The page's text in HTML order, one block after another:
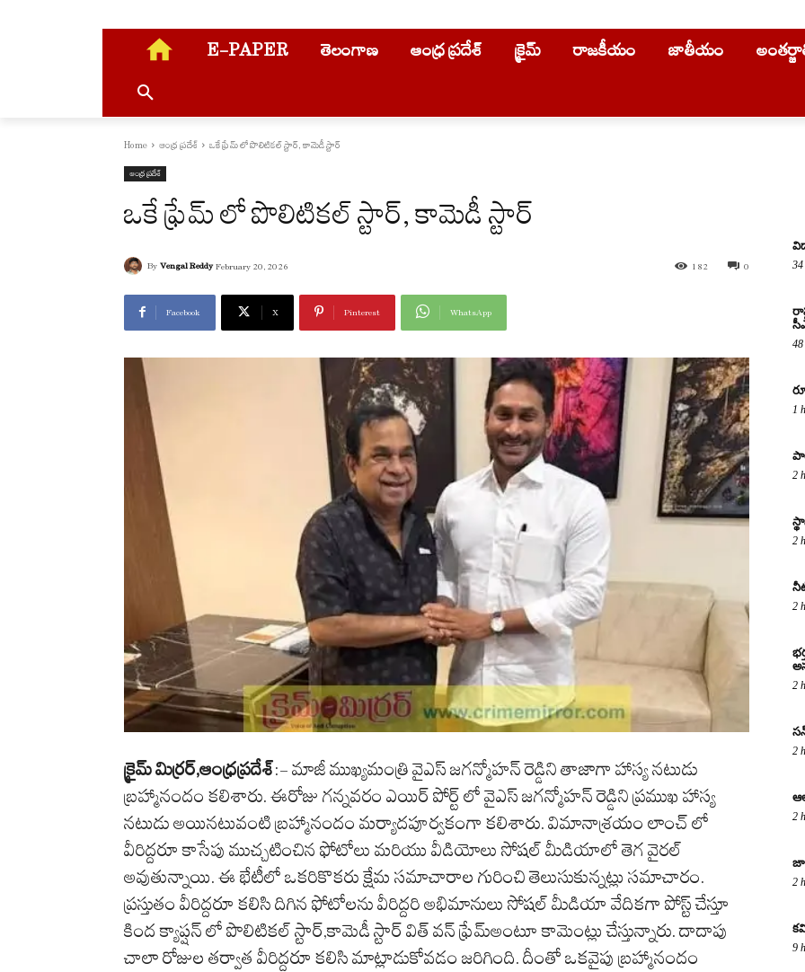
E-PAPER తెలంగాణ ఆంధ్ర ప్రదేశ్ క్రైమ్ రాజకీయం జాతీయం
Home ఆంధ్ర ప్రదేశ్ ఒకే ఫ్రేమ్ లో పొలిటికల్ స్టార్, కామెడీ స్టార్
ఆంధ్ర ప్రదేశ్
ఒకే ఫ్రేమ్ లో పొలిటికల్ స్టార్, కామెడీ స్టార్
By Vengal Reddy February 20, 2026 0
182
Facebook X Pinterest WhatsApp
క్రైమ్ మిర్రర్,ఆంధ్రప్రదేశ్:- మాజీ ముఖ్యమంత్రి వైఎస్ జగన్మోహన్ రెడ్డిని తాజాగా హాస్య నటుడు
బ్రహ్మానందం కలిశారు. ఈరోజు గన్నవరం ఎయిర్ పోర్ట్ లో వైఎస్ జగన్మోహన్ రెడ్డిని ప్రముఖ హాస్య
నటుడు అయినటువంటి బ్రహ్మానందం మర్యాదపూర్వకంగా కలిశారు. విమానాశ్రయం లాంచ్ లో
వీరిద్దరూ కాసేపు ముచ్చటించిన ఫోటోలు మరియు వీడియోలు సోషల్ మీడియాలో తెగ వైరల్
అవుతున్నాయి. ఈ భేటీలో ఒకరికొకరు క్షేమ సమాచారాల గురించి తెలుసుకున్నట్లు సమాచారం.
ప్రస్తుతం వీరిద్దరూ కలిసి దిగిన ఫోటోలను వీరిద్దరి అభిమానులు సోషల్ మీడియా వేదికగా పోస్ట్ చేస్తూ
కింద క్యాప్షన్ లో పొలిటికల్ స్టార్,కామెడీ స్టార్ విత్ వన్ ఫ్రేమ్అంటూ కామెంట్లు చేస్తున్నారు. దాదాపు
చాలా రోజుల తర్వాత వీరిద్దరూ కలిసి మాట్లాడుకోవడం జరిగింది. దీంతో ఒకవైపు బ్రహ్మానందం
34
48
1
2
2
2
2
2
2
2
9